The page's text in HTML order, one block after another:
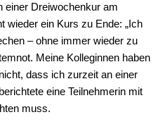
einer Dreiwochenkur am
wieder ein Kurs zu Ende: „Ich
– ohne immer wieder zu
Meine Kolleginnen haben
dass ich zurzeit an einer
eine Teilnehmerin mit
muss.